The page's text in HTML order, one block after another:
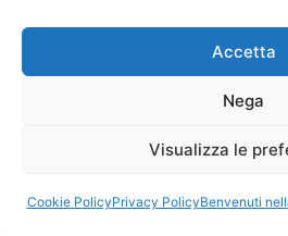
Accetta
Nega
Visualizza le
Cookie PolicyPrivacy PolicyBenvenuti
Copyright 2026
📰 Contenuto Umano Verificato
Privacy Coockie
Pubblicità